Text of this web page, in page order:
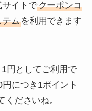
サイトでクーポンコ
テムを利用できます
円としてご利用で
につき1ポイント
ださいね。